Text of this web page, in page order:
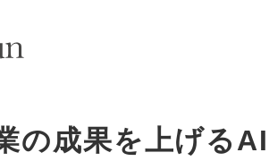
の成果を上げる